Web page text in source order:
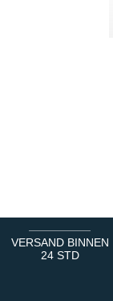
VERSAND BINNEN
24 STD